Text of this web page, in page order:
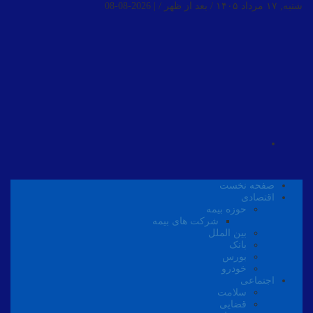
شنبه, ۱۷ مرداد ۱۴۰۵ / بعد از ظهر / 2026-08-08
صفحه نخست
اقتصادی
حوزه بیمه
شرکت های بیمه
بین الملل
بانک
بورس
خودرو
اجتماعی
سلامت
قضایی